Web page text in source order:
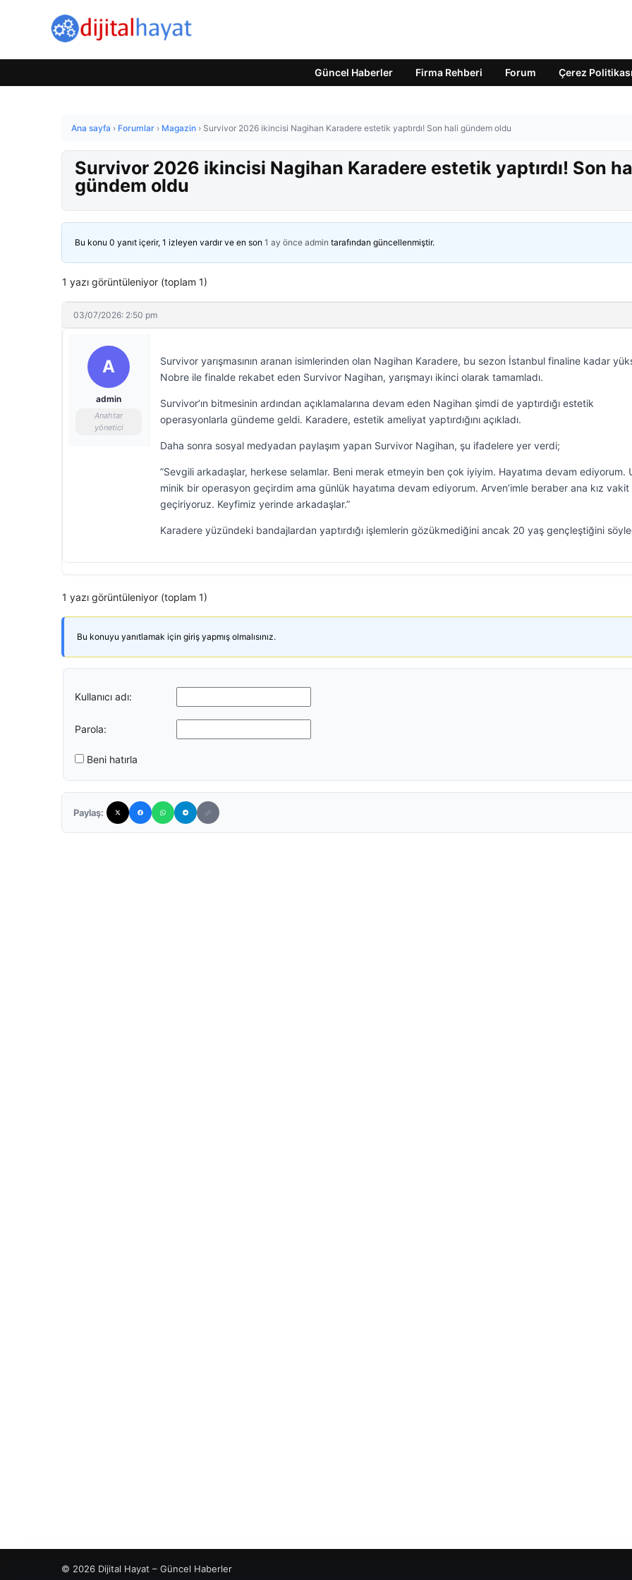
Güncel Haberler Firma Rehberi Forum Çerez Politikası
Ana sayfa › Forumlar › Magazin › Survivor 2026 ikincisi Nagihan Karadere estetik yaptırdı! Son hali gündem oldu
Survivor 2026 ikincisi Nagihan Karadere estetik yaptırdı! Son
gündem oldu
Bu konu 0 yanıt içerir, 1 izleyen vardır ve en son 1 ay önce admin tarafından güncellenmiştir.
1 yazı görüntüleniyor (toplam 1)
03/07/2026: 2:50 pm
A
admin
Anahtar
yönetici
Survivor yarışmasının aranan isimlerinden olan Nagihan Karadere, bu sezon İstanbul finaline kadar
Nobre ile finalde rekabet eden Survivor Nagihan, yarışmayı ikinci olarak tamamladı.
Survivor’ın bitmesinin ardından açıklamalarına devam eden Nagihan şimdi de yaptırdığı estetik
operasyonlarla gündeme geldi. Karadere, estetik ameliyat yaptırdığını açıkladı.
Daha sonra sosyal medyadan paylaşım yapan Survivor Nagihan, şu ifadelere yer verdi;
”Sevgili arkadaşlar, herkese selamlar. Beni merak etmeyin ben çok iyiyim. Hayatıma devam ediyorum.
minik bir operasyon geçirdim ama günlük hayatıma devam ediyorum. Arven’imle beraber ana kız vakit
geçiriyoruz. Keyfimiz yerinde arkadaşlar.”
Karadere yüzündeki bandajlardan yaptırdığı işlemlerin gözükmediğini ancak 20 yaş gençleştiğini
1 yazı görüntüleniyor (toplam 1)
Bu konuyu yanıtlamak için giriş yapmış olmalısınız.
Kullanıcı adı:
Parola:
Beni hatırla
Paylaş:
© 2026 Dijital Hayat – Güncel Haberler